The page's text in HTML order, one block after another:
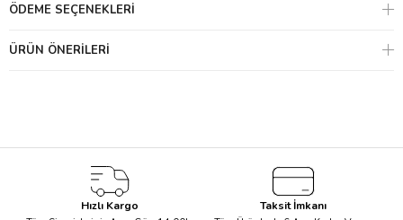
Rengârenk ve eğlenceli bir tasarımla karikatürize edilmiş dinozor
çizimleri; bardaklar, peçeteler, servis tabakları ve pasta süslerini
ÖDEME SEÇENEKLERI
ÜRÜN ÖNERILERI
Hızlı Kargo Taksit İmkanı